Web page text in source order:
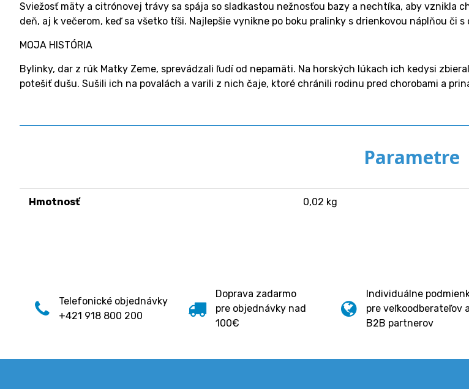
Sviežosť mäty a citrónovej trávy sa spája so sladkastou nežnosťou bazy a nechtíka, aby vznikla
deň, aj k večerom, keď sa všetko tíši. Najlepšie vynikne po boku pralinky s drienkovou náplňou či
MOJA HISTÓRIA
Bylinky, dar z rúk Matky Zeme, sprevádzali ľudí od nepamäti. Na horských lúkach ich kedysi
potešiť dušu. Sušili ich na povalách a varili z nich čaje, ktoré chránili rodinu pred chorobami a
Parametre
Hmotnosť 0,02 kg
Telefonické objednávky
+421 918 800 200
Doprava zadarmo
pre objednávky nad
100€
Individuálne
pre veľkoodberateľov a
B2B partnerov